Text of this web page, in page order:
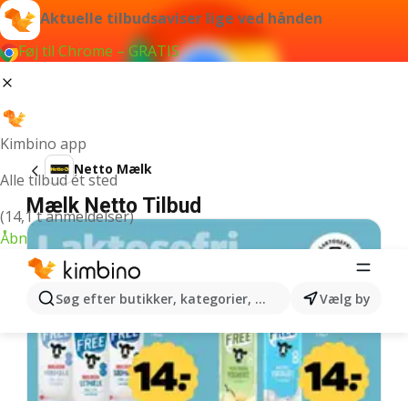
Aktuelle tilbudsaviser lige ved hånden
Føj til Chrome – GRATIS
Kimbino app
Alle tilbud ét sted
(14,1 t anmeldelser)
Åbn
Søg efter butikker, kategorier, produkter...Vælg by
Netto Mælk
Mælk Netto Tilbud